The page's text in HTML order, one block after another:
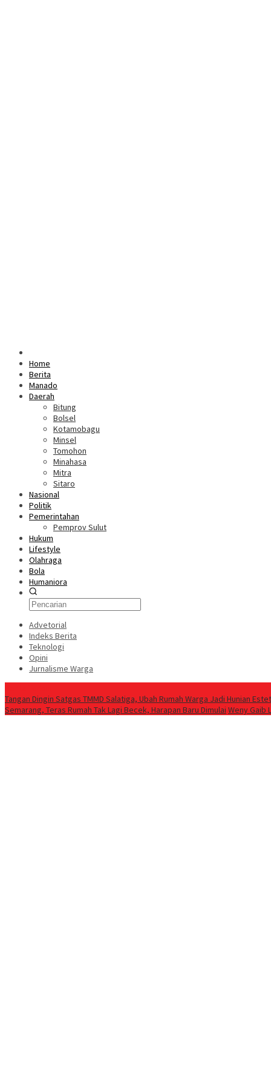
Home
Berita
Manado
Daerah
Bitung
Bolsel
Kotamobagu
Minsel
Tomohon
Minahasa
Mitra
Sitaro
Nasional
Politik
Pemerintahan
Pemprov Sulut
Hukum
Lifestyle
Olahraga
Bola
Humaniora
Advetorial
Indeks Berita
Teknologi
Opini
Jurnalisme Warga
Tangan Dingin Satgas TMMD Salatiga, Ubah Rumah Warga Jadi Hunian
Semarang, Teras Rumah Tak Lagi Becek, Harapan Baru Dimulai Weny Gaib